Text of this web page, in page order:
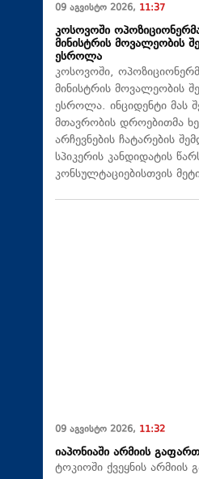
09 აგვისტო 2026, 11:37
კოსოვოში
მინისტრის მოვალეობის
ესროლა
კოსოვოში,
მინისტრის მოვალეობის
ესროლა. ინციდენტი მას
მთავრობის დროებითმა
არჩევნების ჩატარების
სპიკერის კანდიდატის
კონსულტაციებისთვის
09 აგვისტო 2026, 11:32
იაპონიაში არმიის
ტოკიოში ქვეყნის არმიის